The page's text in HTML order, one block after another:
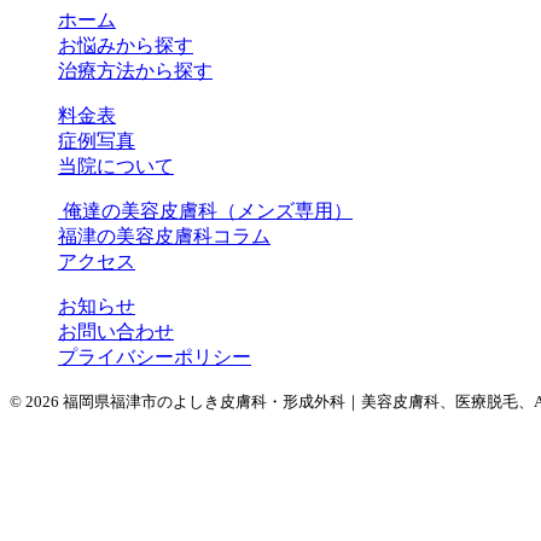
ホーム
お悩みから探す
治療方法から探す
料金表
症例写真
当院について
俺達の美容皮膚科（メンズ専用）
福津の美容皮膚科コラム
アクセス
お知らせ
お問い合わせ
プライバシーポリシー
© 2026 福岡県福津市のよしき皮膚科・形成外科｜美容皮膚科、医療脱毛、